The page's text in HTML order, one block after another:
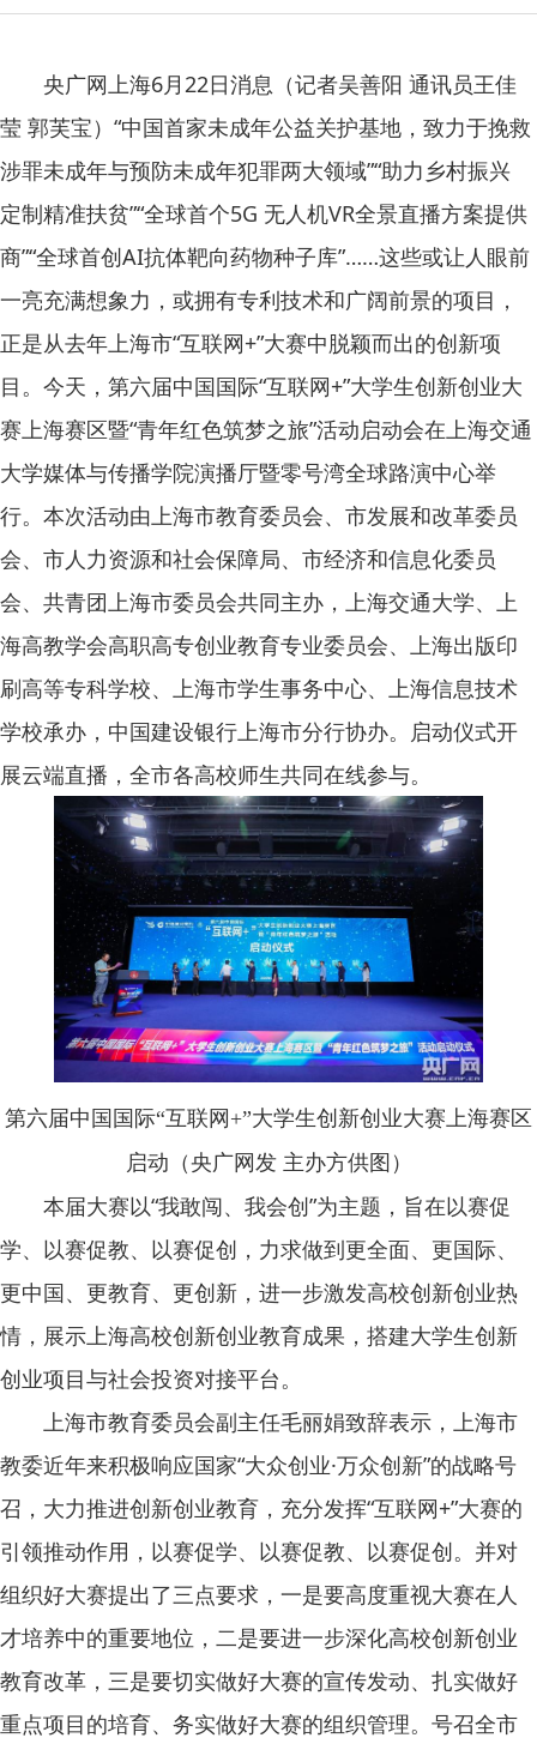
央广网上海6月22日消息（记者吴善阳 通讯员王佳
莹 郭芙宝）“中国首家未成年公益关护基地，致力于挽救
涉罪未成年与预防未成年犯罪两大领域”“助力乡村振兴
定制精准扶贫”“全球首个5G 无人机VR全景直播方案提供
商”“全球首创AI抗体靶向药物种子库”……这些或让人眼前
一亮充满想象力，或拥有专利技术和广阔前景的项目，
正是从去年上海市“互联网+”大赛中脱颖而出的创新项
目。今天，第六届中国国际“互联网+”大学生创新创业大
赛上海赛区暨“青年红色筑梦之旅”活动启动会在上海交通
大学媒体与传播学院演播厅暨零号湾全球路演中心举
行。本次活动由上海市教育委员会、市发展和改革委员
会、市人力资源和社会保障局、市经济和信息化委员
会、共青团上海市委员会共同主办，上海交通大学、上
海高教学会高职高专创业教育专业委员会、上海出版印
刷高等专科学校、上海市学生事务中心、上海信息技术
学校承办，中国建设银行上海市分行协办。启动仪式开
展云端直播，全市各高校师生共同在线参与。
第六届中国国际“互联网+”大学生创新创业大赛上海赛区
启动（央广网发 主办方供图）
本届大赛以“我敢闯、我会创”为主题，旨在以赛促
学、以赛促教、以赛促创，力求做到更全面、更国际、
更中国、更教育、更创新，进一步激发高校创新创业热
情，展示上海高校创新创业教育成果，搭建大学生创新
创业项目与社会投资对接平台。
上海市教育委员会副主任毛丽娟致辞表示，上海市
教委近年来积极响应国家“大众创业·万众创新”的战略号
召，大力推进创新创业教育，充分发挥“互联网+”大赛的
引领推动作用，以赛促学、以赛促教、以赛促创。并对
组织好大赛提出了三点要求，一是要高度重视大赛在人
才培养中的重要地位，二是要进一步深化高校创新创业
教育改革，三是要切实做好大赛的宣传发动、扎实做好
重点项目的培育、务实做好大赛的组织管理。号召全市